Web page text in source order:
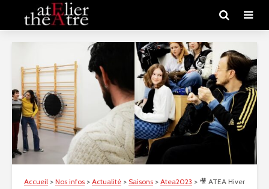
Accueil > Nos infos > Actualité > Saisons > Atea2023 > 🎥 ATEA Hiver